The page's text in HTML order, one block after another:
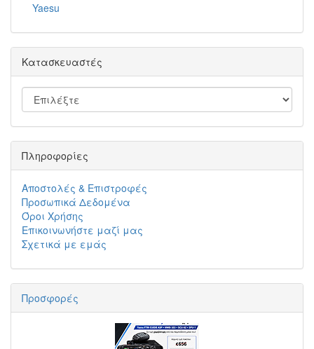
Yaesu
Κατασκευαστές
Πληροφορίες
Αποστολές & Επιστροφές
Προσωπικά Δεδομένα
Όροι Χρήσης
Επικοινωνήστε μαζί μας
Σχετικά με εμάς
Προσφορές